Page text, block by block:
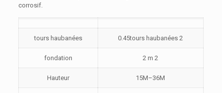
corrosif.
tours haubanées 0.45tours haubanées 2
fondation 2 m 2
Hauteur 15M–36M